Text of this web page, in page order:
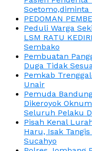
Soetomo,diminta
PEDOMAN
Peduli Warga
LSM RATU
Sembako
Pembuatan
Duga Tidak
Pemkab
Unair
Pemuda
Dikeroyok
Seluruh Pelaku
Pisah Kenal
Haru, Isak
Sucahyo